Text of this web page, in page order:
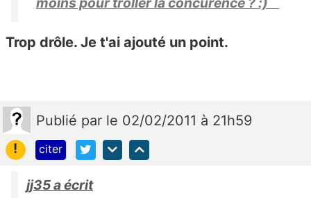
Trop drôle. Je t'ai ajouté un point.
Publié par le 02/02/2011 à 21h59
!
citer
jj35 a écrit